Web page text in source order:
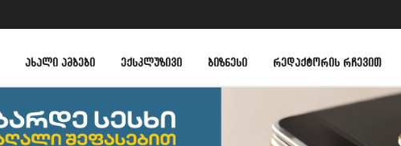
ᲐᲮᲐᲚᲘ ᲐᲛᲑᲔᲑᲘ ᲔᲥᲡᲙᲚᲣᲖᲘᲕᲘ ᲑᲘᲖᲜᲔᲡᲘ ᲠᲔᲓᲐᲥᲢᲝᲠᲘᲡ ᲠᲩᲔᲕᲘᲗ